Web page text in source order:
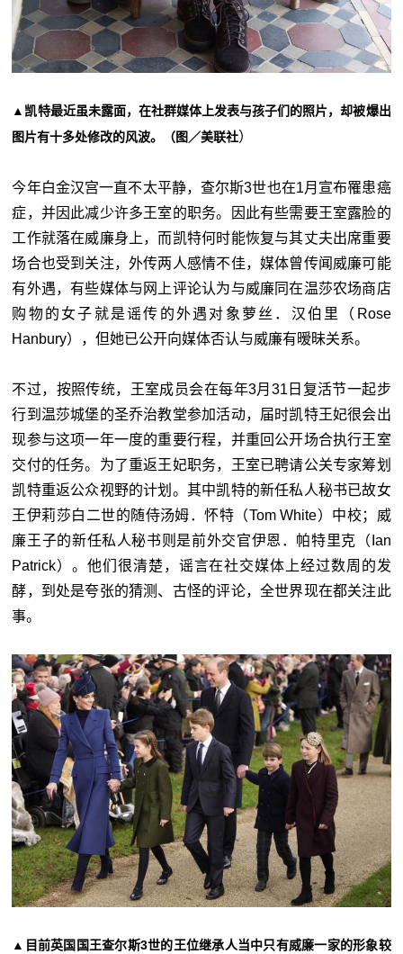
▲凯特最近虽未露面，在社群媒体上发表与孩子们的照片，却被爆出
图片有十多处修改的风波。（图／美联社）
今年白金汉宫一直不太平静，查尔斯3世也在1月宣布罹患癌
症，并因此减少许多王室的职务。因此有些需要王室露脸的
工作就落在威廉身上，而凯特何时能恢复与其丈夫出席重要
场合也受到关注，外传两人感情不佳，媒体曾传闻威廉可能
有外遇，有些媒体与网上评论认为与威廉同在温莎农场商店
购物的女子就是谣传的外遇对象萝丝．汉伯里（Rose
Hanbury），但她已公开向媒体否认与威廉有暧昧关系。
不过，按照传统，王室成员会在每年3月31日复活节一起步
行到温莎城堡的圣乔治教堂参加活动，届时凯特王妃很会出
现参与这项一年一度的重要行程，并重回公开场合执行王室
交付的任务。为了重返王妃职务，王室已聘请公关专家筹划
凯特重返公众视野的计划。其中凯特的新任私人秘书已故女
王伊莉莎白二世的随侍汤姆．怀特（Tom White）中校；威
廉王子的新任私人秘书则是前外交官伊恩．帕特里克（Ian
Patrick）。他们很清楚，谣言在社交媒体上经过数周的发
酵，到处是夸张的猜测、古怪的评论，全世界现在都关注此
事。
▲目前英国国王查尔斯3世的王位继承人当中只有威廉一家的形象较